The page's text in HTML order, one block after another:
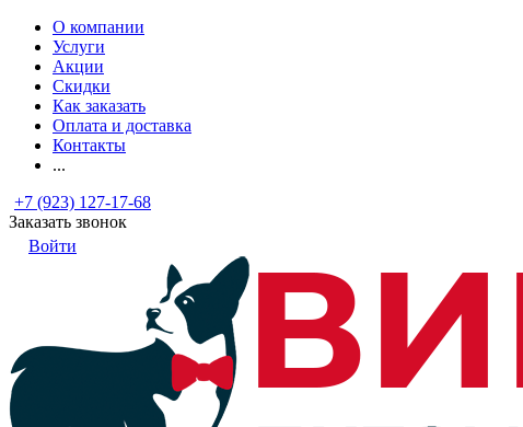
О компании
Услуги
Акции
Скидки
Как заказать
Оплата и доставка
Контакты
...
+7 (923) 127-17-68
Заказать звонок
Войти